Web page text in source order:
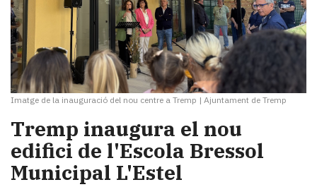
Imatge de la inauguració del nou centre a Tremp | Ajuntament de Tremp
Tremp inaugura el nou
edifici de l'Escola Bressol
Municipal L'Estel